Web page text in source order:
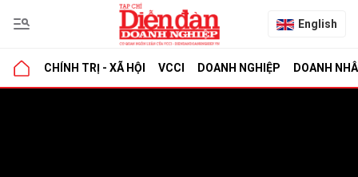
English
CHÍNH TRỊ - XÃ HỘI VCCI DOANH NGHIỆP DOANH